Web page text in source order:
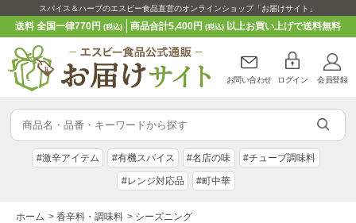
スパイス＆ハーブのエスビー食品直営のオンラインショップ「お届けサイト」
送料 全国一律770円(税込) 商品合計5,400円 (税込)以上お買い上げで送料無料
お問い合わせ ログイン 会員登録
#激辛アイテム #有機スパイス #名店の味 #チューブ調味料
#レンジ対応品 #町中華
ホーム > 香辛料・調味料 > シーズニング